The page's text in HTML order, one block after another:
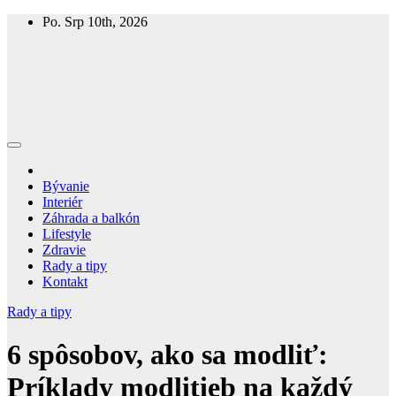
Skip
Po. Srp 10th, 2026
Bývanie
Interiér
Záhrada a balkón
Lifestyle
Zdravie
Rady a tipy
Kontakt
Rady a tipy
6 spôsobov, ako sa modliť:
Príklady modlitieb na každý